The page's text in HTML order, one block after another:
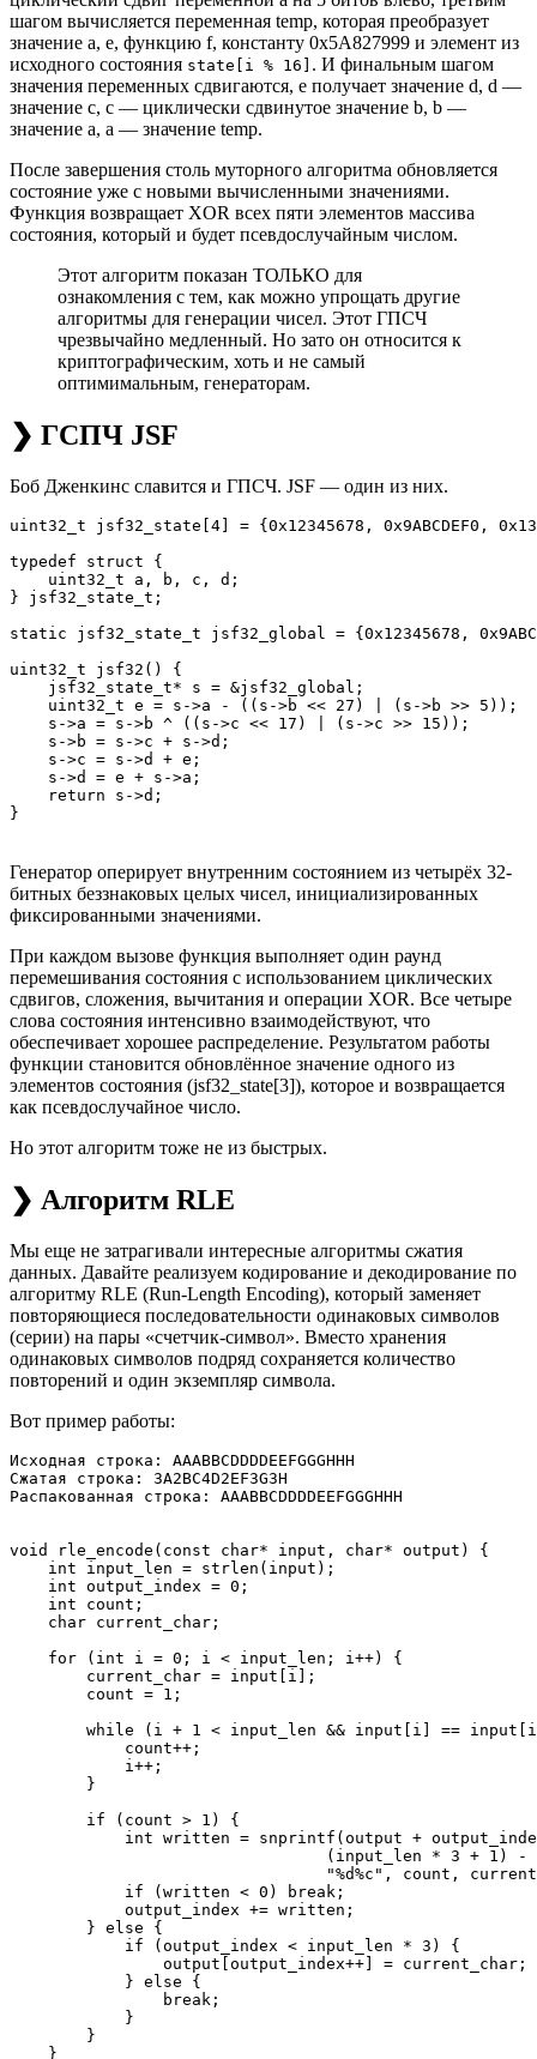
шагом вычисляется переменная temp, которая преобразует
значение a, e, функцию f, константу 0x5A827999 и элемент из
исходного состояния state[i % 16] . И финальным шагом
значения переменных сдвигаются, e получает значение d, d —
значение c, c — циклически сдвинутое значение b, b —
значение a, a — значение temp.
После завершения столь муторного алгоритма обновляется
состояние уже с новыми вычисленными значениями.
Функция возвращает XOR всех пяти элементов массива
состояния, который и будет псевдослучайным числом.
Этот алгоритм показан ТОЛЬКО для
ознакомления с тем, как можно упрощать другие
алгоритмы для генерации чисел. Этот ГПСЧ
чрезвычайно медленный. Но зато он относится к
криптографическим, хоть и не самый
оптимимальным, генераторам.
❯ ГСПЧ JSF
Боб Дженкинс славится и ГПСЧ. JSF — один из них.
uint32_t jsf32_state[4] = {0x12345678, 0x9ABCDEF0,
typedef struct {
    uint32_t a, b, c, d;
} jsf32_state_t;
static jsf32_state_t jsf32_global = {0x12345678,
uint32_t jsf32() {
    jsf32_state_t* s = &jsf32_global;
    uint32_t e = s->a - ((s->b << 27) | (s->b >> 5));
    s->a = s->b ^ ((s->c << 17) | (s->c >> 15));
    s->b = s->c + s->d;
    s->c = s->d + e;
    s->d = e + s->a;
    return s->d;
Генератор оперирует внутренним состоянием из четырёх 32-
битных беззнаковых целых чисел, инициализированных
фиксированными значениями.
При каждом вызове функция выполняет один раунд
перемешивания состояния с использованием циклических
сдвигов, сложения, вычитания и операции XOR. Все четыре
слова состояния интенсивно взаимодействуют, что
обеспечивает хорошее распределение. Результатом работы
функции становится обновлённое значение одного из
элементов состояния (jsf32_state[3]), которое и возвращается
как псевдослучайное число.
Но этот алгоритм тоже не из быстрых.
❯ Алгоритм RLE
Мы еще не затрагивали интересные алгоритмы сжатия
данных. Давайте реализуем кодирование и декодирование по
алгоритму RLE (Run-Length Encoding), который заменяет
повторяющиеся последовательности одинаковых символов
(серии) на пары «счетчик-символ». Вместо хранения
одинаковых символов подряд сохраняется количество
повторений и один экземпляр символа.
Вот пример работы:
Исходная строка: AAABBCDDDDEEFGGGHHH
Сжатая строка: 3A2BC4D2EF3G3H
void rle_encode(const char* input, char* output) {
    int input_len = strlen(input);
    int output_index = 0;
    int count;
    char current_char;
    for (int i = 0; i < input_len; i++) {
        current_char = input[i];
        count = 1;
while (i + 1 < input_len && input[i] ==
            count++;
            i++;
        }
        if (count > 1) {
int written = snprintf(output +
(input_len * 3 + 1) -
"%d%c", count,
            if (written < 0) break;
            output_index += written;
        } else {
            if (output_index < input_len * 3) {
                output[output_index++] = current_char;
            } else {
                break;
            }
        }
    }